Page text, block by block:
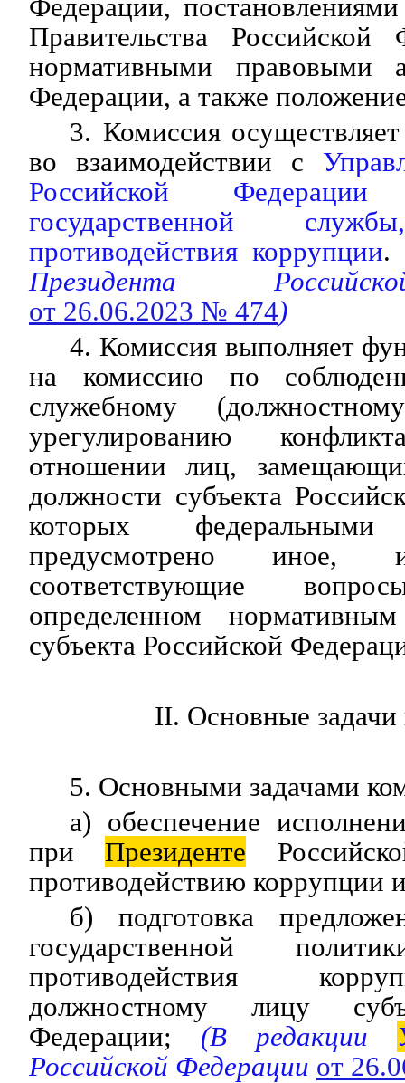
Федерации,
Правительства
нормативными правовыми
Федерации, а также
3. Комиссия
во взаимодействии с
Российской
государственной
противодействия коррупции.
Президента
от 26.06.2023 № 474)
4. Комиссия выполняет
на комиссию по
служебному
урегулированию
отношении лиц,
должности субъекта
которых
предусмотрено иное, и
соответствующие
определенном
субъекта Российской
II. Основные задачи
5. Основными задачами
а) обеспечение
при Президенте
противодействию коррупции
б) подготовка
государственной
противодействия
должностному лицу
Федерации; (В редакции
Российской Федерации от